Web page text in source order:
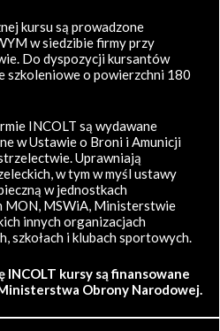
kursu są prowadzone
w siedzibie firmy przy
Do dyspozycji kursantów
szkoleniowe o powierzchni 180
INCOLT są wydawane
w Ustawie o Broni i Amunicji
Uprawniają
w tym w myśl ustawy
w jednostkach
MON, MSWiA, Ministerstwie
innych organizacjach
szkołach i klubach sportowych.
INCOLT kursy są finansowane
Ministerstwa Obrony Narodowej.